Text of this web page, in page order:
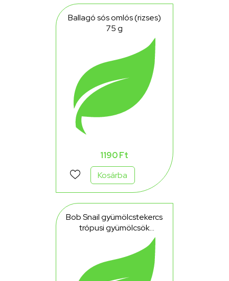
Ballagó sós omlós (rizses)
75 g
1190 Ft
Kosárba
Bob Snail gyümölcstekercs
trópusi gyümölcsök
(mangó, datolyaszilva,